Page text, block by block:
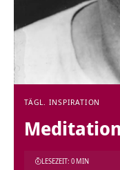
TÄGL. INSPIRATION
LESEZEIT: 0 MIN